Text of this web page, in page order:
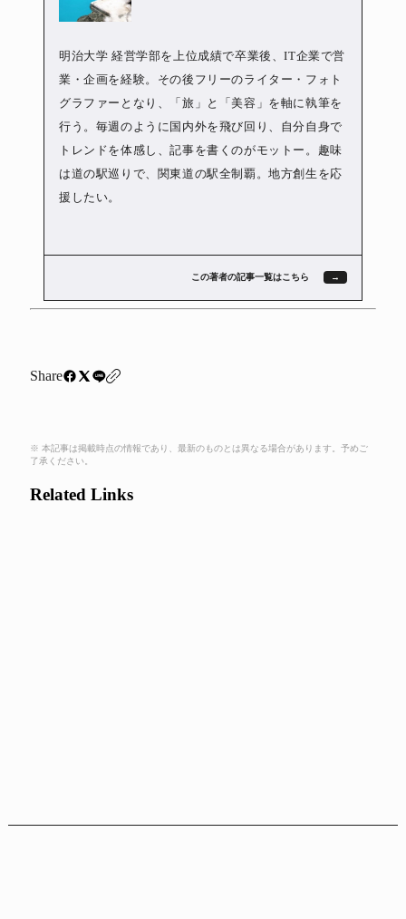
明治大学 経営学部を上位成績で卒業後、IT企業で営
業・企画を経験。その後フリーのライター・フォト
グラファーとなり、「旅」と「美容」を軸に執筆を
行う。毎週のように国内外を飛び回り、自分自身で
トレンドを体感し、記事を書くのがモットー。趣味
は道の駅巡りで、関東道の駅全制覇。地方創生を応
援したい。
この著者の記事一覧はこちら
Share
※ 本記事は掲載時点の情報であり、最新のものとは異なる場合があります。予めご
了承ください。
Related Links